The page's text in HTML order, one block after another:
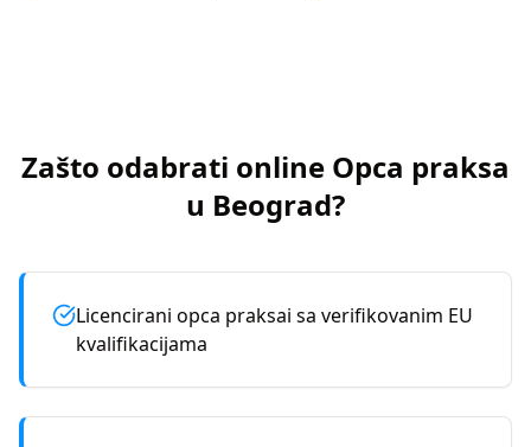
Zašto odabrati online Opca praksa
u Beograd?
Licencirani opca praksai sa verifikovanim EU
kvalifikacijama